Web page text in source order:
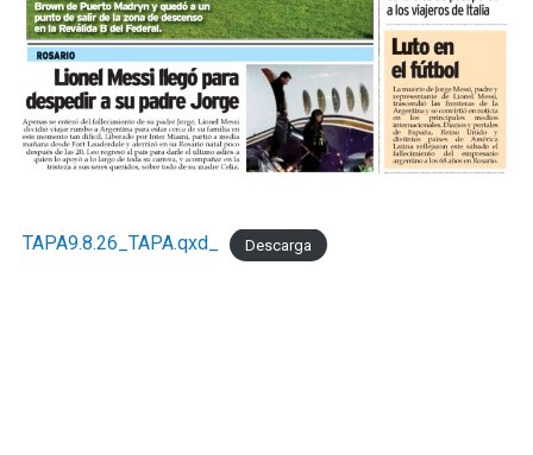
TAPA9.8.26_TAPA.qxd_ Descarga